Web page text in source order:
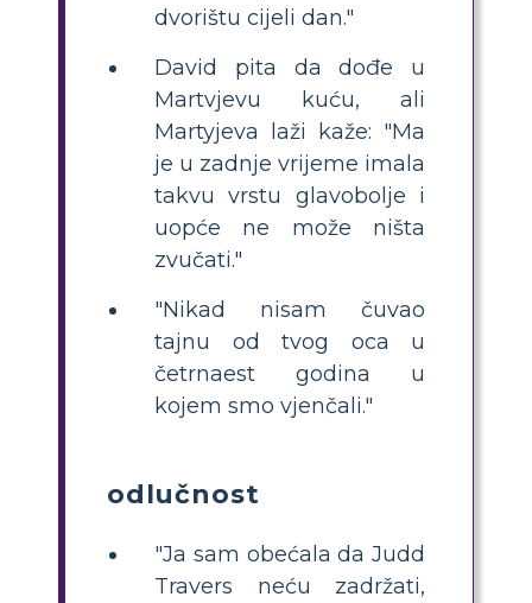
dvorištu cijeli dan."
David pita da dođe u
Martvjevu kuću, ali
Martyjeva laži kaže: "Ma
je ​​u zadnje vrijeme imala
takvu vrstu glavobolje i
uopće ne može ništa
zvučati."
"Nikad nisam čuvao
tajnu od tvog oca u
četrnaest godina u
kojem smo vjenčali."
odlučnost
"Ja sam obećala da Judd
Travers neću zadržati,